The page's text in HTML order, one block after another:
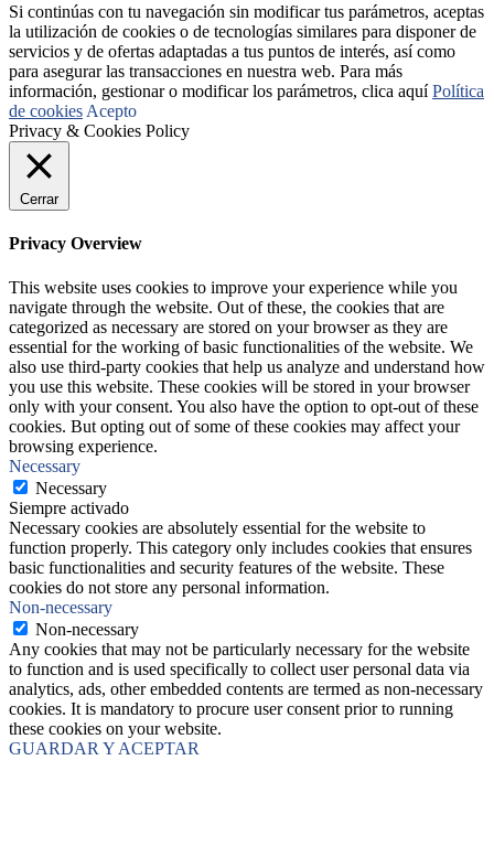
Si continúas con tu navegación sin modificar tus parámetros, aceptas
la utilización de cookies o de tecnologías similares para disponer de
servicios y de ofertas adaptadas a tus puntos de interés, así como
para asegurar las transacciones en nuestra web. Para más
información, gestionar o modificar los parámetros, clica aquíPolítica
de cookies Acepto
Privacy & Cookies Policy
Cerrar
Privacy Overview
This website uses cookies to improve your experience while you
navigate through the website. Out of these, the cookies that are
categorized as necessary are stored on your browser as they are
essential for the working of basic functionalities of the website. We
also use third-party cookies that help us analyze and understand how
you use this website. These cookies will be stored in your browser
only with your consent. You also have the option to opt-out of these
cookies. But opting out of some of these cookies may affect your
browsing experience.
Necessary
Necessary
Siempre activado
Necessary cookies are absolutely essential for the website to
function properly. This category only includes cookies that ensures
basic functionalities and security features of the website. These
cookies do not store any personal information.
Non-necessary
Non-necessary
Any cookies that may not be particularly necessary for the website
to function and is used specifically to collect user personal data via
analytics, ads, other embedded contents are termed as non-necessary
cookies. It is mandatory to procure user consent prior to running
these cookies on your website.
GUARDAR Y ACEPTAR